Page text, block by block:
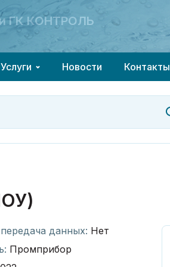
ГК КОНТРОЛЬ
ГК КОНТРОЛЬ
Услуги Новости Контакты
данных: Нет
Промприбор